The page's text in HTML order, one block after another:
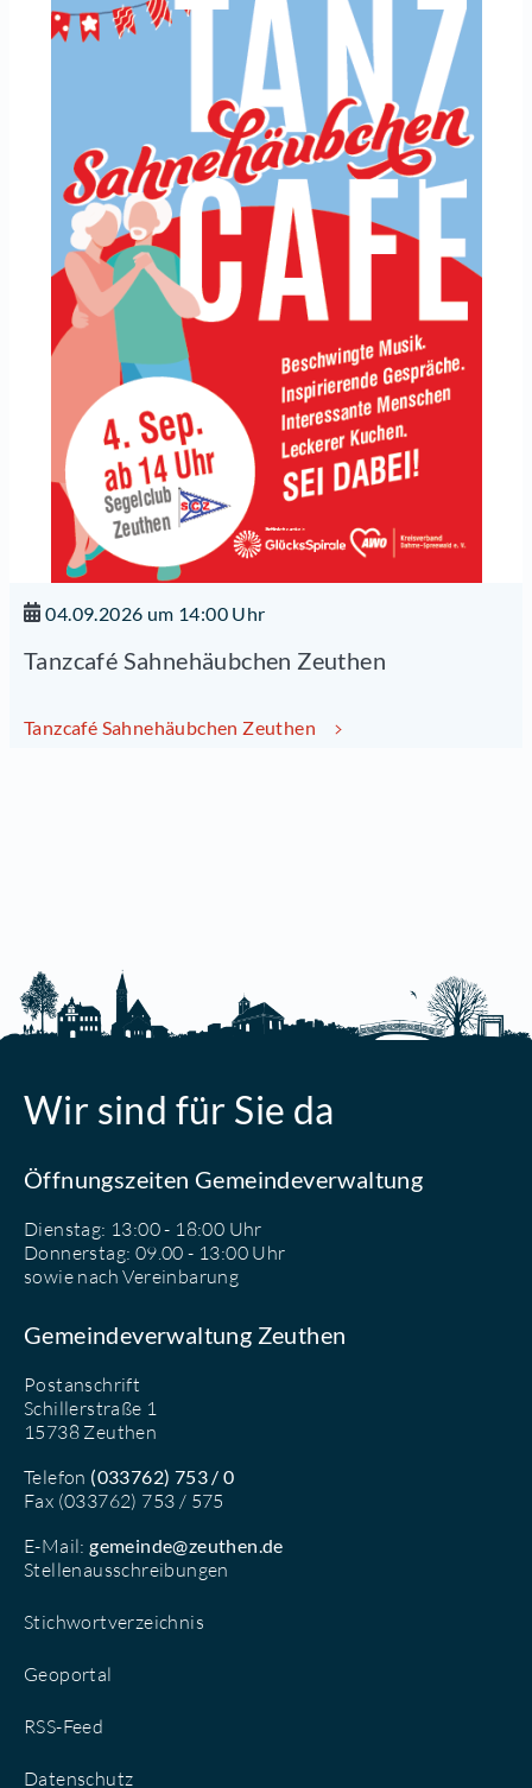
04.09.2026 um 14:00 Uhr
Tanzcafé Sahnehäubchen Zeuthen
Tanzcafé Sahnehäubchen Zeuthen
Wir sind für Sie da
Öffnungszeiten Gemeindeverwaltung
Dienstag: 13:00 - 18:00 Uhr
Donnerstag: 09.00 - 13:00 Uhr
sowie nach Vereinbarung
Gemeindeverwaltung Zeuthen
Postanschrift
Schillerstraße 1
15738 Zeuthen
Telefon (033762) 753 / 0
Fax (033762) 753 / 575
E-Mail:gemeinde@zeuthen.de
Stellenausschreibungen
Stichwortverzeichnis
Geoportal
RSS-Feed
Datenschutz